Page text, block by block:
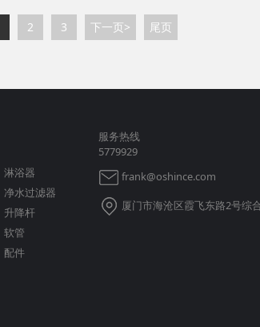
2 3 下一页> 尾页
淋浴器
净水过滤器
升降杆
软管
配件
服务热线
5779929
frank@oshince.com
厦门市海沧区霞飞东路2号综